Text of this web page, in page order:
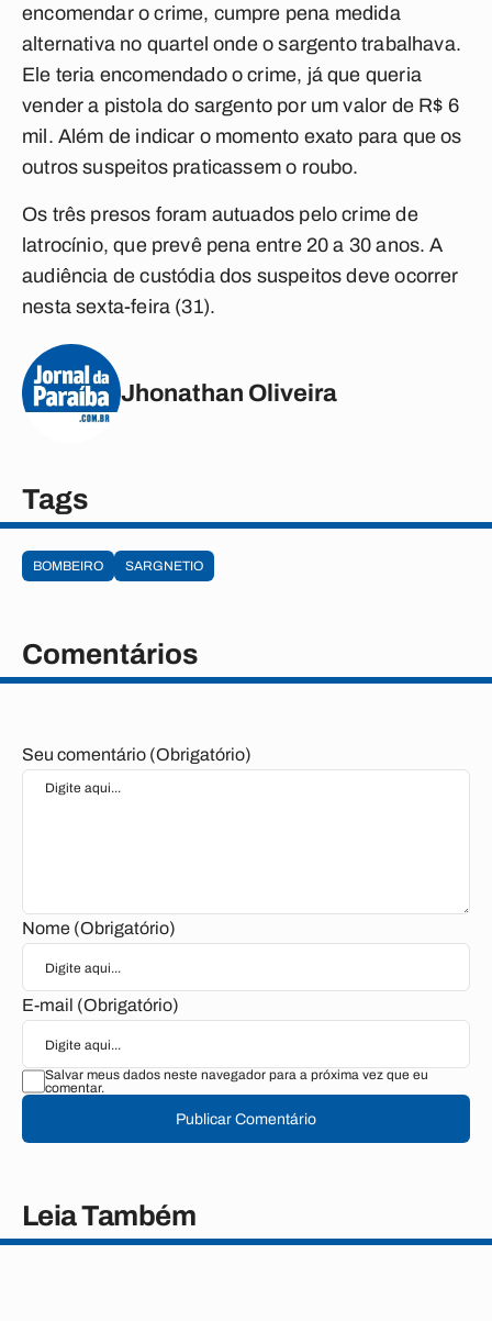
encomendar o crime, cumpre pena medida
alternativa no quartel onde o sargento trabalhava.
Ele teria encomendado o crime, já que queria
vender a pistola do sargento por um valor de R$ 6
mil. Além de indicar o momento exato para que os
outros suspeitos praticassem o roubo.
Os três presos foram autuados pelo crime de
latrocínio, que prevê pena entre 20 a 30 anos. A
audiência de custódia dos suspeitos deve ocorrer
nesta sexta-feira (31).
Jhonathan Oliveira
Tags
BOMBEIRO SARGNETIO
Comentários
Seu comentário (Obrigatório)
Nome (Obrigatório)
E-mail (Obrigatório)
Salvar meus dados neste navegador para a próxima vez que eu
comentar.
Publicar Comentário
Leia Também